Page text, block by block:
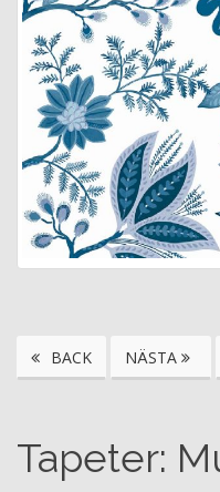
BACK NÄSTA
Tapeter: